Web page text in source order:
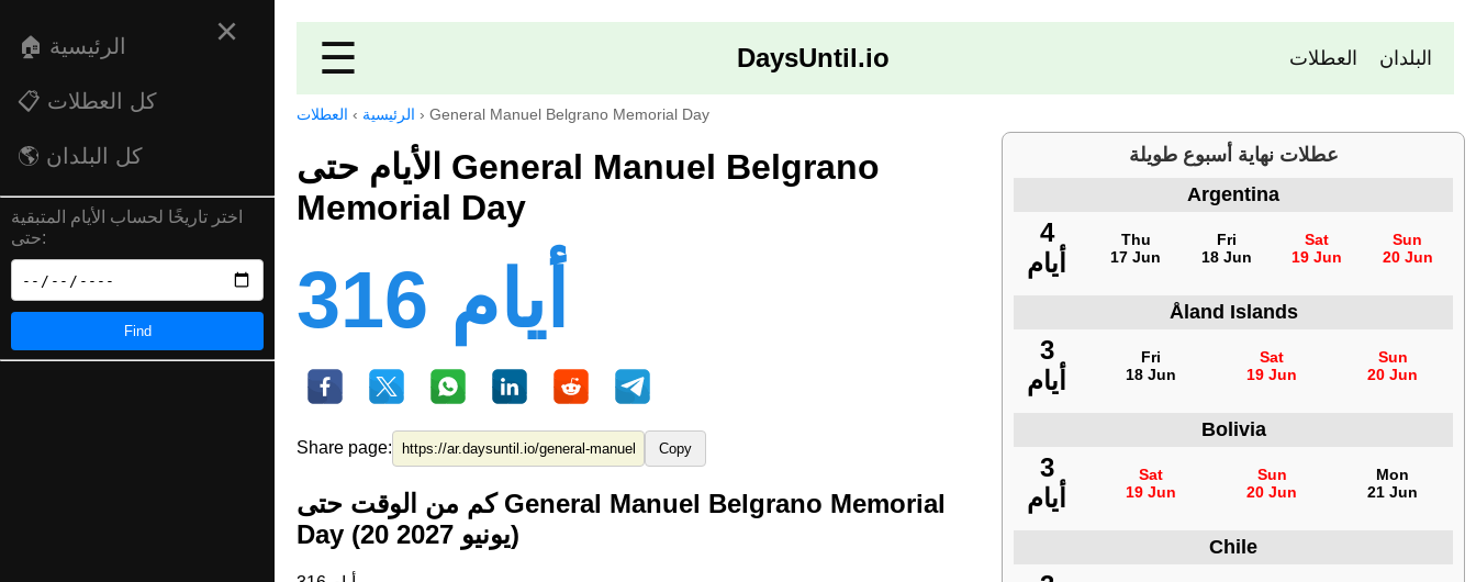
× 🏠 الرئيسية
📋 كل العطلات
🌎 كل البلدان
اختر تاريخًا لحساب الأيام المتبقية
حتى:
Find
☰ DaysUntil.io العطلات البلدان
الرئيسية › العطلات › General Manuel Belgrano Memorial Day
الأيام حتى General Manuel Belgrano
Memorial Day
316 أيام
Share page: Copy
كم من الوقت حتى General Manuel Belgrano Memorial
Day (20 يونيو 2027)
عطلات نهاية أسبوع طويلة
Argentina
4
أيام
Thu
17 Jun
Fri
18 Jun
Sat
19 Jun
Sun
20 Jun
Åland Islands
3
أيام
Fri
18 Jun
Sat
19 Jun
Sun
20 Jun
Bolivia
3
أيام
Sat
19 Jun
Sun
20 Jun
Mon
21 Jun
Chile